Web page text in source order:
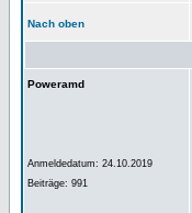
Nach oben
Poweramd
Anmeldedatum: 24.10.2019
Beiträge: 991